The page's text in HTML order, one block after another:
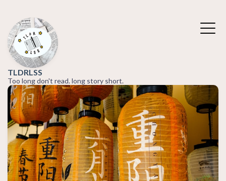
TLDRLSS
Too long don't read. long story short.